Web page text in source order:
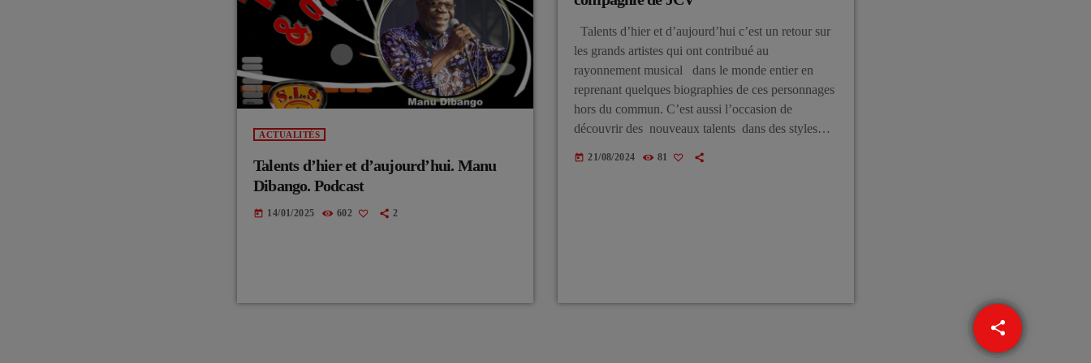
share
email
ACTUALITÉS
Talents d’hier et d’aujourd’hui. Manu
Dibango. Podcast
today 14/01/2025 602 2
Talents d’hier et d’aujourd’hui c’est un retour sur
les grands artistes qui ont contribué au
rayonnement musical dans le monde entier en
reprenant quelques biographies de ces personnages
hors du commun. C’est aussi l’occasion de
découvrir des nouveaux talents dans des styles
today 21/08/2024 81